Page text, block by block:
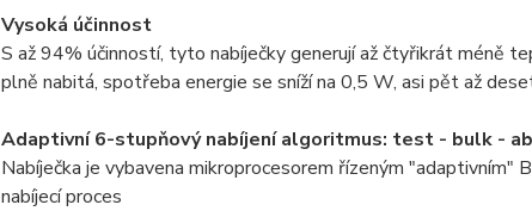
Vysoká účinnost
S až 94% účinností, tyto nabíječky generují až čtyřikrát méně
plně nabitá, spotřeba energie se sníží na 0,5 W, asi pět až
Adaptivní 6-stupňový nabíjení algoritmus: test - bulk -
Nabíječka je vybavena mikroprocesorem řízeným
nabíjecí proces